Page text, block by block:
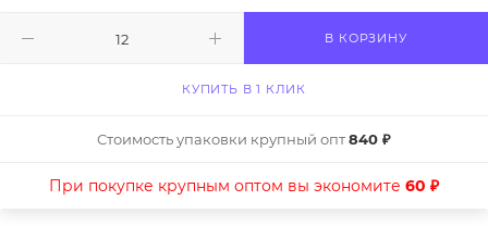
В КОРЗИНУ
КУПИТЬ В 1 КЛИК
Стоимость упаковки крупный опт840 ₽
При покупке крупным оптом вы экономите 60 ₽